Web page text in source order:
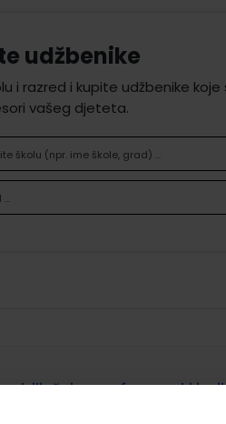
udžbenike
i razred i kupite udžbenike koje
vašeg djeteta.
školu (npr. ime škole, grad) ...
bilježnica za francuski